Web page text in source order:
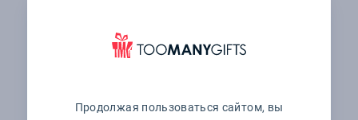
Продолжая пользоваться сайтом, вы